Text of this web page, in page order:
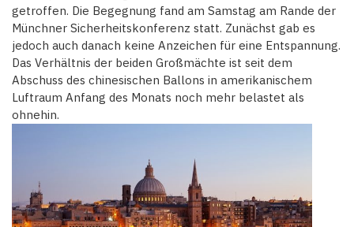
getroffen. Die Begegnung fand am Samstag am Rande der
Münchner Sicherheitskonferenz statt. Zunächst gab es
jedoch auch danach keine Anzeichen für eine Entspannung.
Das Verhältnis der beiden Großmächte ist seit dem
Abschuss des chinesischen Ballons in amerikanischem
Luftraum Anfang des Monats noch mehr belastet als
ohnehin.